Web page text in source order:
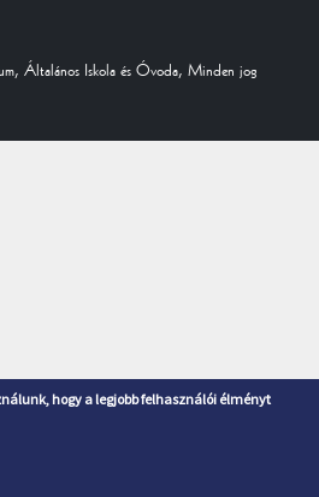
Általános Iskola és Óvoda, Minden jog
hogy a legjobb felhasználói élményt